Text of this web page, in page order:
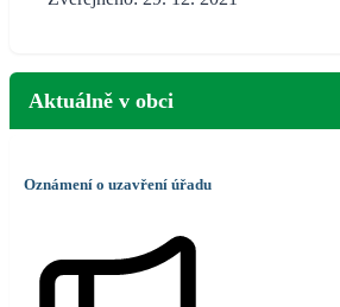
Aktuálně v obci
Oznámení o uzavření úřadu